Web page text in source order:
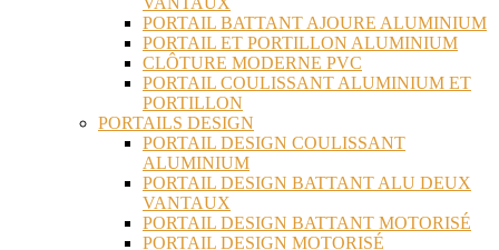
PORTAIL BATTANT AJOURE ALUMINIUM
PORTAIL ET PORTILLON ALUMINIUM
CLÔTURE MODERNE PVC
PORTAIL COULISSANT ALUMINIUM ET
PORTILLON
PORTAILS DESIGN
PORTAIL DESIGN COULISSANT
ALUMINIUM
PORTAIL DESIGN BATTANT ALU DEUX
VANTAUX
PORTAIL DESIGN BATTANT MOTORISÉ
PORTAIL DESIGN MOTORISÉ